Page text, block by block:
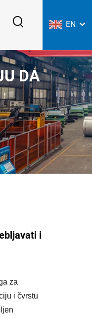
EN
DA
i
za
i čvrstu